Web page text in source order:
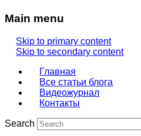
Main menu
Skip to primary content
Skip to secondary content
Главная
Все статьи блога
Видеожурнал
Контакты
Search